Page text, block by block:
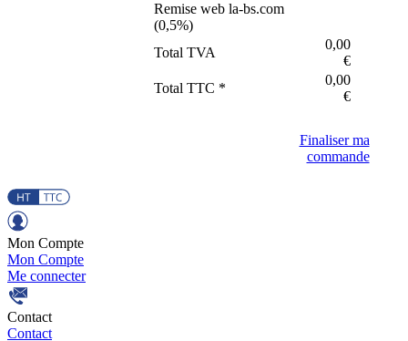
Remise web la-bs.com
(0,5%)
Total TVA
0,00
€
Total TTC *
0,00
€
Finaliser ma
commande
Mon Compte
Mon Compte
Me connecter
Contact
Contact